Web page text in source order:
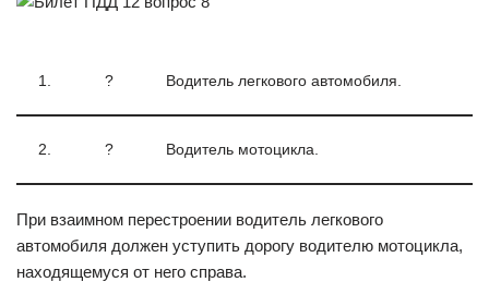
1. ? Водитель легкового автомобиля.
2. ? Водитель мотоцикла.
При взаимном перестроении водитель легкового
автомобиля должен уступить дорогу водителю мотоцикла,
находящемуся от него справа.